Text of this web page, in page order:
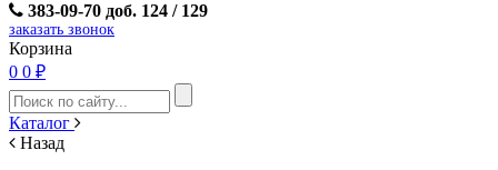
383-09-70 доб. 124 / 129
заказать звонок
Корзина
0 0 ₽
Каталог
Назад